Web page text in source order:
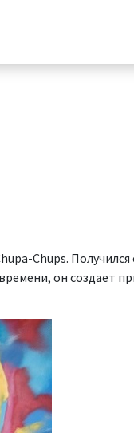
Chups.
он создает